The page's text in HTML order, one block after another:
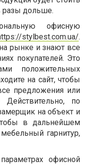
разы дольше.
офисную
stylbest.com.ua/.
рынке и знают все
покупателей. Это
положительных
на сайт, чтобы
предложения или
Действительно, по
на объект и
в дальнейшем
гарнитур,
офисной